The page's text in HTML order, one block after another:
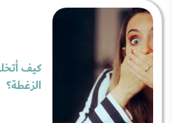
كيف
الزغطة؟